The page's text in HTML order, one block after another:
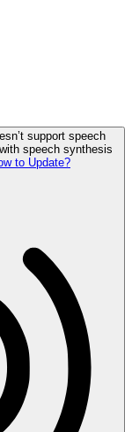
support speech
speech synthesis
to Update?